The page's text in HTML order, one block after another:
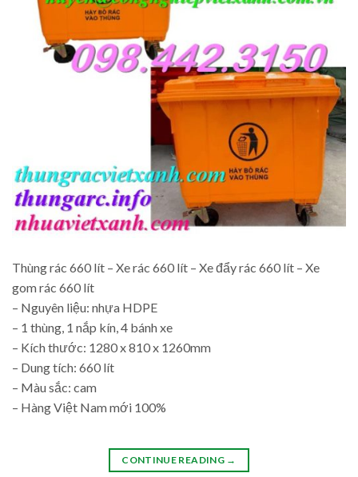
Thùng rác 660 lít – Xe rác 660 lít – Xe đẩy rác 660 lít – Xe
gom rác 660 lít
– Nguyên liệu: nhựa HDPE
– 1 thùng, 1 nắp kín, 4 bánh xe
– Kích thước: 1280 x 810 x 1260mm
– Dung tích: 660 lít
– Màu sắc: cam
– Hàng Việt Nam mới 100%
CONTINUE READING →